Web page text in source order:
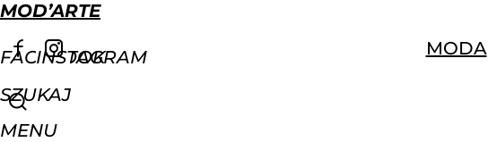
MOD’ARTE
MODA
FACEBOOK
INSTAGRAM
SZUKAJ
MENU